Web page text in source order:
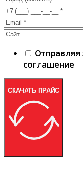
Отправляя
соглашение
СКАЧАТЬ ПРАЙС